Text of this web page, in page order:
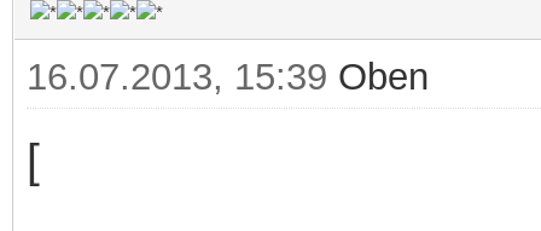
16.07.2013, 15:39 Oben
[